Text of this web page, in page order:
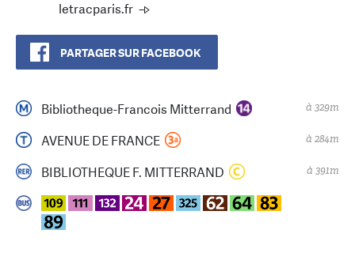
letracparis.fr
PARTAGER SUR FACEBOOK
Bibliotheque-Francois Mitterrand à 329m
AVENUE DE FRANCE à 284m
BIBLIOTHEQUE F. MITTERRAND à 391m